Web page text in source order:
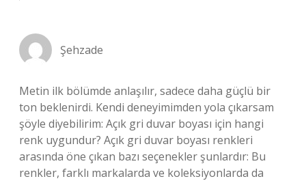
Şehzade
Metin ilk bölümde anlaşılır, sadece daha güçlü bir
ton beklenirdi. Kendi deneyimimden yola çıkarsam
şöyle diyebilirim: Açık gri duvar boyası için hangi
renk uygundur? Açık gri duvar boyası renkleri
arasında öne çıkan bazı seçenekler şunlardır: Bu
renkler, farklı markalarda ve koleksiyonlarda da